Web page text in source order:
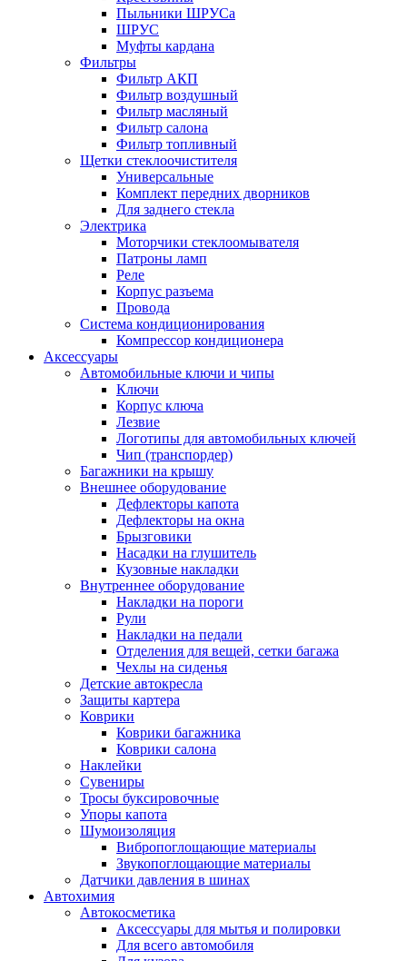
Пыльники ШРУСа
ШРУС
Муфты кардана
Фильтры
Фильтр АКП
Фильтр воздушный
Фильтр масляный
Фильтр салона
Фильтр топливный
Щетки стеклоочистителя
Универсальные
Комплект передних дворников
Для заднего стекла
Электрика
Моторчики стеклоомывателя
Патроны ламп
Реле
Корпус разъема
Провода
Система кондиционирования
Компрессор кондиционера
Аксессуары
Автомобильные ключи и чипы
Ключи
Корпус ключа
Лезвие
Логотипы для автомобильных ключей
Чип (транспордер)
Багажники на крышу
Внешнее оборудование
Дефлекторы капота
Дефлекторы на окна
Брызговики
Насадки на глушитель
Кузовные накладки
Внутреннее оборудование
Накладки на пороги
Рули
Накладки на педали
Отделения для вещей, сетки багажа
Чехлы на сиденья
Детские автокресла
Защиты картера
Коврики
Коврики багажника
Коврики салона
Наклейки
Сувениры
Тросы буксировочные
Упоры капота
Шумоизоляция
Вибропоглощающие материалы
Звукопоглощающие материалы
Датчики давления в шинах
Автохимия
Автокосметика
Аксессуары для мытья и полировки
Для всего автомобиля